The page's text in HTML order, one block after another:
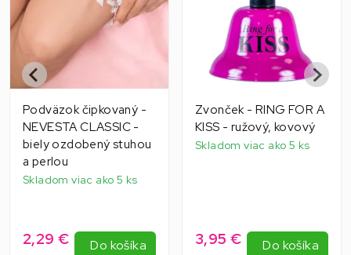
Podväzok čipkovaný -
NEVESTA CLASSIC -
biely ozdobený stuhou
a perlou
Skladom viac ako 5 ks
2,29 € Do košíka
Zvonček - RING FOR A
KISS - ružový, kovový
Skladom viac ako 5 ks
3,95 € Do košíka